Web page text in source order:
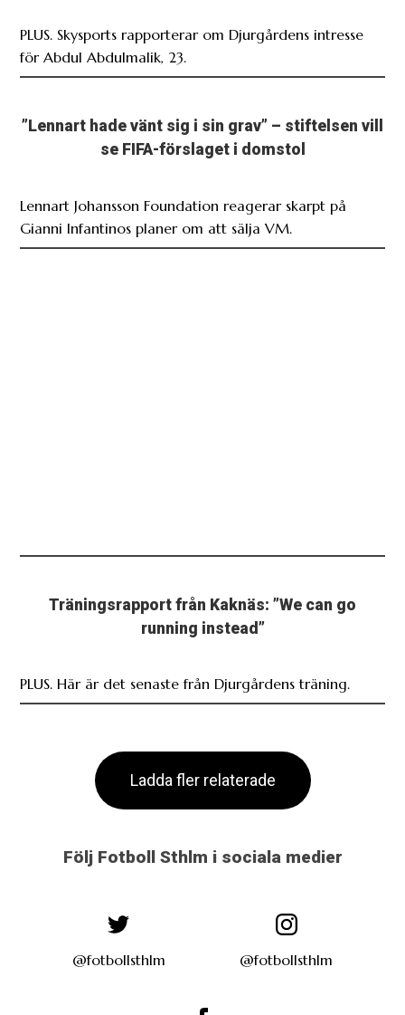
PLUS. Skysports rapporterar om Djurgårdens intresse
för Abdul Abdulmalik, 23.
”Lennart hade vänt sig i sin grav” – stiftelsen vill
se FIFA-förslaget i domstol
Lennart Johansson Foundation reagerar skarpt på
Gianni Infantinos planer om att sälja VM.
Träningsrapport från Kaknäs: ”We can go
running instead”
PLUS. Här är det senaste från Djurgårdens träning.
Ladda fler relaterade
Följ Fotboll Sthlm i sociala medier
@fotbollsthlm @fotbollsthlm